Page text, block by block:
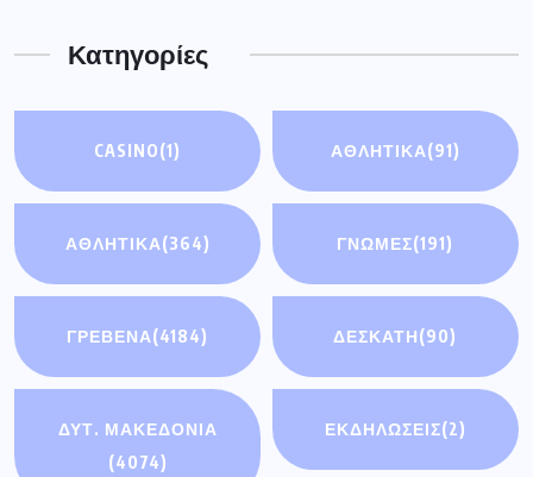
Κατηγορίες
CASINO(1) ΑΘΛΗΤΙΚΆ(91)
ΑΘΛΗΤΙΚΑ(364) ΓΝΩΜΕΣ(191)
ΓΡΕΒΕΝΑ(4184) ΔΕΣΚΑΤΗ(90)
ΔΥΤ. ΜΑΚΕΔΟΝΙΑ
(4074)
ΕΚΔΗΛΩΣΕΙΣ(2)